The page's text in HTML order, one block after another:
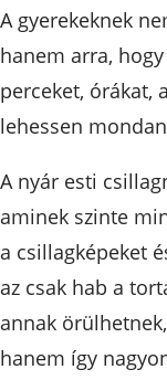
A gyerekeknek
hanem arra,
perceket, órákat,
lehessen
A nyár esti
aminek szinte
a csillagképeket
az csak hab a
annak
hanem így